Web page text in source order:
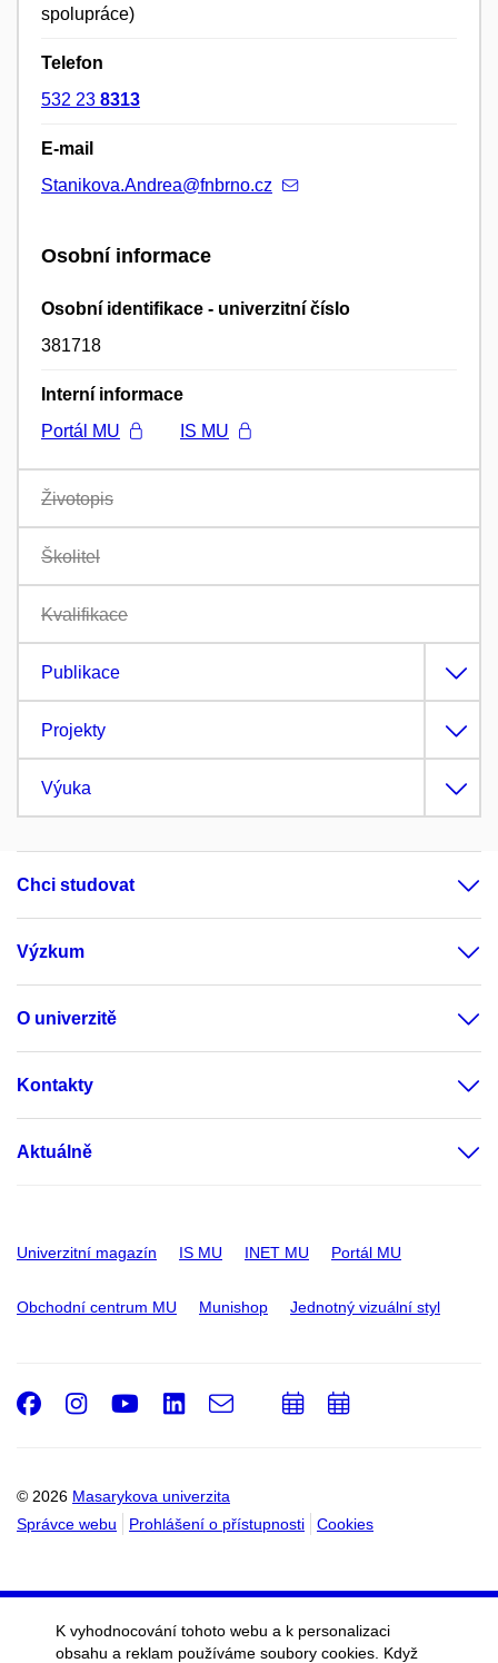
spolupráce)
Telefon
532 23 8313
E-mail
Stanikova.Andrea@fnbrno.cz
Osobní informace
Osobní identifikace - univerzitní číslo
381718
Interní informace
Portál MU
IS MU
Životopis
Školitel
Kvalifikace
Publikace
Projekty
Výuka
Chci studovat
Výzkum
O univerzitě
Kontakty
Aktuálně
Univerzitní magazín IS MU INET MU Portál MU
Obchodní centrum MU Munishop Jednotný vizuální styl
© 2026 Masarykova univerzita
Správce webu
Prohlášení o přístupnosti Cookies
Facebook
Instagram
Youtube
LinkedIn
e-
Email
PřidatPřidat
K vyhodnocování tohoto webu a k personalizaci
obsahu a reklam používáme soubory cookies. Když